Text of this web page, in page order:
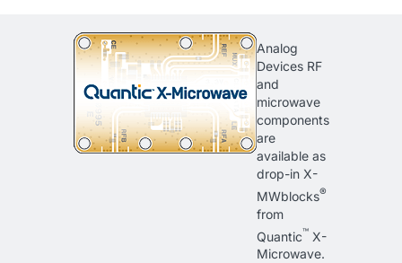
Analog
Devices RF
and
microwave
components
are
available as
drop-in X-
MWblocks®
from
Quantic™X-
Microwave.